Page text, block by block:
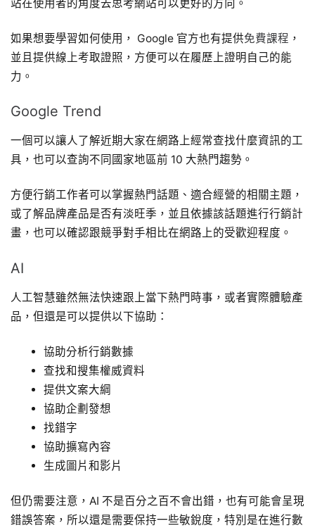
站在使用者的角度去思考網站可以更好的方向。
如果想要學習如何使用， Google 官方也有提供免費課程 ，
並且提供線上考取證照，方便可以在履歷上證明自己的能
力。
Google Trend
一個可以讓人了解近期大家在網路上經常查找什麼資訊的工
具，也可以查詢不同國家地區前 10 大熱門趨勢。
方便行銷工作者可以掌握熱門話題、適合經營的相關主題，
或了解品牌產品是否有淡旺季，並且依據該話題進行行銷計
畫，也可以確認跟競爭對手相比在網路上的受歡迎程度。
AI
人工智慧雖然無法快速跟上當下熱門時事，或者實際體驗產
品，但還是可以提供以下協助：
協助分析行銷數據
查找和搜集權威資料
提供文案大綱
協助企劃發想
找錯字
協助擴寫內容
生成圖片和影片
但仍需要注意，AI 不是百分之百不會出錯，也有可能會呈現
錯誤答案，所以還是需要保持一些敏銳度，特別是在進行數